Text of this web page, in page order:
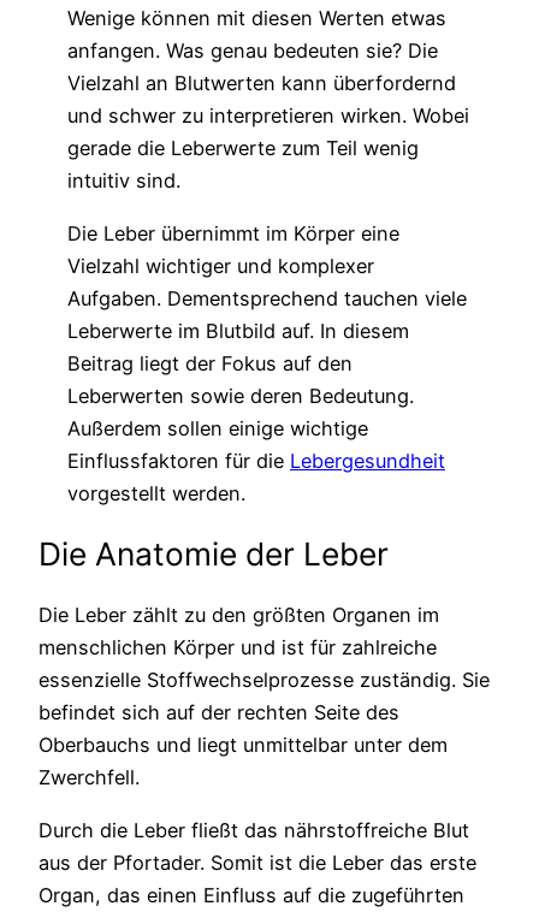
Wenige können mit diesen Werten etwas
anfangen. Was genau bedeuten sie? Die
Vielzahl an Blutwerten kann überfordernd
und schwer zu interpretieren wirken. Wobei
gerade die Leberwerte zum Teil wenig
intuitiv sind.
Die Leber übernimmt im Körper eine
Vielzahl wichtiger und komplexer
Aufgaben. Dementsprechend tauchen viele
Leberwerte im Blutbild auf. In diesem
Beitrag liegt der Fokus auf den
Leberwerten sowie deren Bedeutung.
Außerdem sollen einige wichtige
Einflussfaktoren für die Lebergesundheit
vorgestellt werden.
Die Anatomie der Leber
Die Leber zählt zu den größten Organen im
menschlichen Körper und ist für zahlreiche
essenzielle Stoffwechselprozesse zuständig. Sie
befindet sich auf der rechten Seite des
Oberbauchs und liegt unmittelbar unter dem
Zwerchfell.
Durch die Leber fließt das nährstoffreiche Blut
aus der Pfortader. Somit ist die Leber das erste
Organ, das einen Einfluss auf die zugeführten